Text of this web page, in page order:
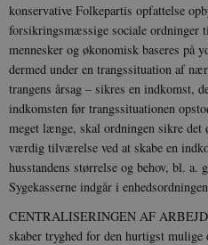
konservative Folkepartis opfattelse
forsikringsmæssige sociale ordninger
mennesker og økonomisk baseres på
dermed under en trangssituation af
trangens årsag – sikres en indkomst,
indkomsten før trangssituationen
meget længe, skal ordningen sikre det
værdig tilværelse ved at skabe en
husstandens størrelse og behov, bl. a.
Sygekasserne indgår i
CENTRALISERINGEN AF
skaber tryghed for den hurtigst